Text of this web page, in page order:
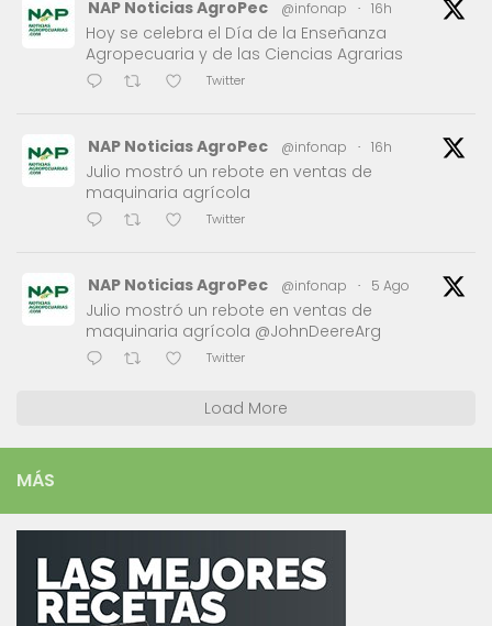
NAP Noticias AgroPec @infonap · 16h
Hoy se celebra el Día de la Enseñanza
Agropecuaria y de las Ciencias Agrarias
Twitter
NAP Noticias AgroPec @infonap · 16h
Julio mostró un rebote en ventas de
maquinaria agrícola
Twitter
NAP Noticias AgroPec @infonap · 5 Ago
Julio mostró un rebote en ventas de
maquinaria agrícola @JohnDeereArg
Twitter
Load More
MÁS